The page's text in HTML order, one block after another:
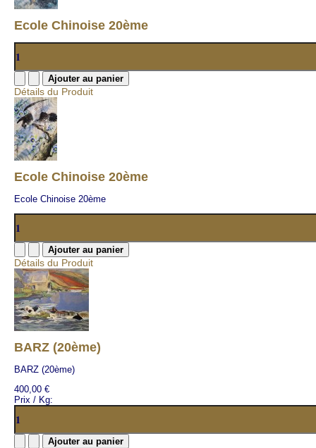
Ecole Chinoise 20ème
Détails du Produit
Ecole Chinoise 20ème
Ecole Chinoise 20ème
Détails du Produit
BARZ (20ème)
BARZ (20ème)
400,00 €
Prix / Kg: